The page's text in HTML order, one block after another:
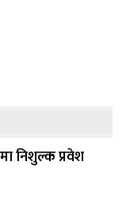
निशुल्क प्रवेश